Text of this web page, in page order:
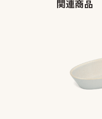
関連商品